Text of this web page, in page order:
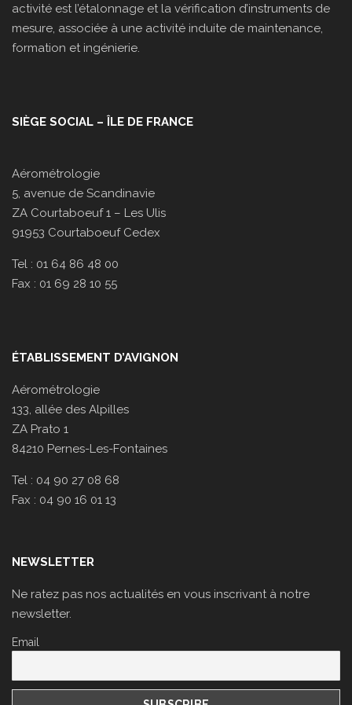
activité est l’étalonnage et la vérification d’instruments de
mesure, associée à une activité induite de maintenance,
formation et ingénierie.
SIÈGE SOCIAL – ÎLE DE FRANCE
Aérométrologie
5, avenue de Scandinavie
ZA Courtaboeuf 1 – Les Ulis
91953 Courtaboeuf Cedex
Tel : 01 64 86 48 00
Fax : 01 69 28 10 55
ÉTABLISSEMENT D’AVIGNON
Aérométrologie
133, allée des Alpilles
ZA Prato 1
84210 Pernes-Les-Fontaines
Tel : 04 90 27 08 68
Fax : 04 90 16 01 13
NEWSLETTER
Ne ratez pas nos actualités en vous inscrivant à notre
newsletter.
Email